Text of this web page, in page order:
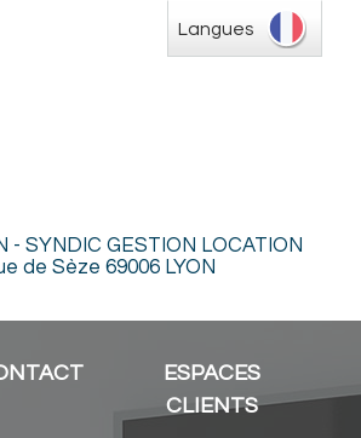
Langues
- SYNDIC GESTION LOCATION
de Sèze 69006 LYON
ESPACES
CLIENTS